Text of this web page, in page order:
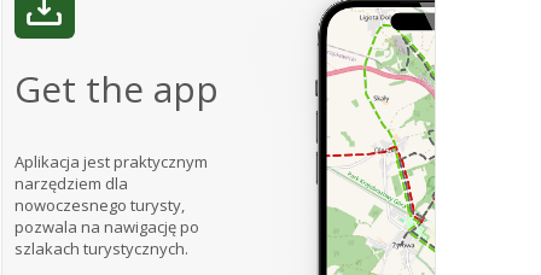
Get the app
Aplikacja jest praktycznym
narzędziem dla
nowoczesnego turysty,
pozwala na nawigację po
szlakach turystycznych.